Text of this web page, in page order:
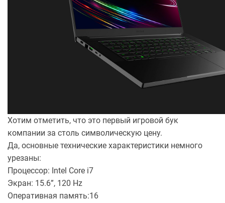
Хотим отметить, что это первый игровой бук
компании за столь символическую цену.
Да, основные технические характеристики немного
урезаны:
Процессор: Intel Core i7
Экран: 15.6”, 120 Hz
Оперативная память:16